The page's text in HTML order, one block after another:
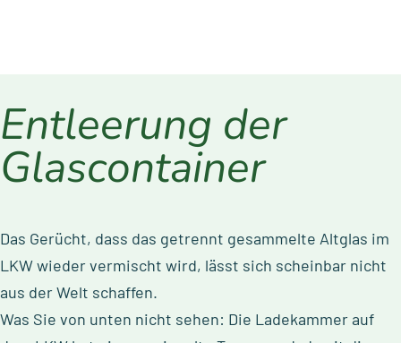
Entleerung der
Glascontainer
Das Gerücht, dass das getrennt gesammelte Altglas im
LKW wieder vermischt wird, lässt sich scheinbar nicht
aus der Welt schaffen.
Was Sie von unten nicht sehen: Die Ladekammer auf